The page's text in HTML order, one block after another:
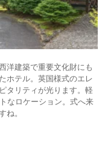
洋建築で重要文化財にも
ホテル。英国様式のエレ
タリティが光ります。軽
なロケーション。式へ来
ね。